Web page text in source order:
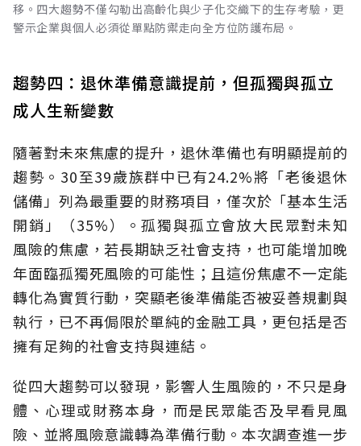
移。四大趨勢不僅勾勒出高齡化與少子化交織下的生存考驗，更
警示企業與個人必須從單點防禦走向全方位防護布局。
趨勢四：退休準備意識提前，但孤獨與孤立
成人生新變數
隨著對未來焦慮的提升，退休準備也有明顯提前的
趨勢。30至39歲族群中已有24.2%將「老後退休
儲備」列為最重要的財務項目，僅次於「基本生活
開銷」（35%）。孤獨與孤立會放大民眾對未知
風險的焦慮，若長期缺乏社會支持，也可能增加晚
年面臨孤獨死風險的可能性；且這份焦慮不一定能
轉化為實質行動，突顯老後準備能否被妥善規劃與
執行，已不再侷限於單純的金融工具，更包括是否
擁有足夠的社會支持與連結。
從四大趨勢可以發現，影響人生風險的，不只是身
體、心理或財務本身，而是民眾能否及早看見風
險、並將風險意識轉為準備行動。本次調查進一步